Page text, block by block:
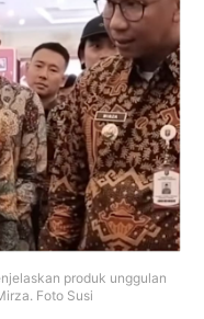
produk unggulan
Foto Susi